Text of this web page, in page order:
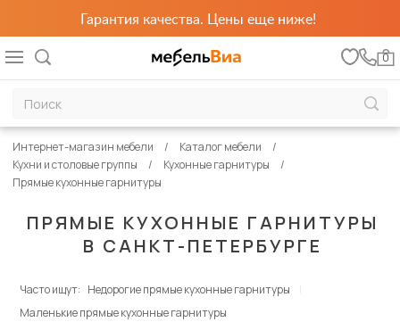
Гарантия качества. Цены еще ниже!
0
ПРЯМЫЕ КУХОННЫЕ ГАРНИТУРЫ
В САНКТ-ПЕТЕРБУРГЕ
Интернет-магазин мебели
Каталог мебели
Кухни и столовые группы
Кухонные гарнитуры
Прямые кухонные гарнитуры
Часто ищут: Недорогие прямые кухонные гарнитуры
Маленькие прямые кухонные гарнитуры